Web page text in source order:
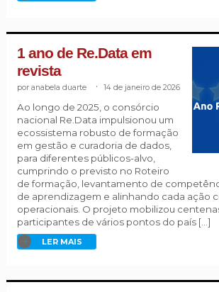
1 ano de Re.Data em
revista
anabela duarte. 14 de janeiro de 2026
Ao longo de 2025, o consórcio
nacional Re.Data impulsionou um
ecossistema robusto de formação
em gestão e curadoria de dados,
para diferentes públicos-alvo,
cumprindo o previsto no Roteiro
de formação, levantamento de
de aprendizagem e alinhando cada ação
operacionais. O projeto mobilizou
participantes de vários pontos do país […]
LER MAIS